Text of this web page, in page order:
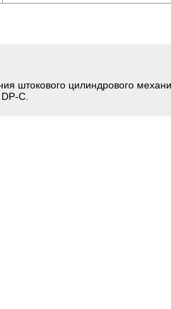
штокового цилиндрового
C.